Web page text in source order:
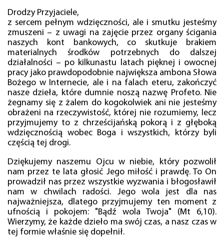
Drodzy Przyjaciele,
z sercem pełnym wdzięczności, ale i smutku jesteśmy
zmuszeni – z uwagi na zajęcie przez organy ścigania
naszych kont bankowych, co skutkuje brakiem
materialnych środków potrzebnych do dalszej
działalności – po kilkunastu latach pięknej i owocnej
pracy jako prawdopodobnie największa ambona Słowa
Bożego w Internecie, ale i na falach eteru, zakończyć
nasze dzieła, które dumnie noszą nazwę Profeto. Nie
żegnamy się z żalem do kogokolwiek ani nie jesteśmy
obrażeni na rzeczywistość, której nie rozumiemy, lecz
przyjmujemy to z chrześcijańską pokorą i z głęboką
wdzięcznością wobec Boga i wszystkich, którzy byli
częścią tej drogi.
Dziękujemy naszemu Ojcu w niebie, który pozwolił
nam przez te lata głosić Jego miłość i prawdę. To On
prowadził nas przez wszystkie wyzwania i błogosławił
nam w chwilach radości. Jego wola jest dla nas
najważniejsza, dlatego przyjmujemy ten moment z
ufnością i pokojem: "Bądź wola Twoja" (Mt 6,10).
Wierzymy, że każde dzieło ma swój czas, a nasz czas w
tej formie właśnie się dopełnił.